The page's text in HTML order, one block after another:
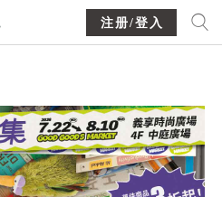
注册/登入